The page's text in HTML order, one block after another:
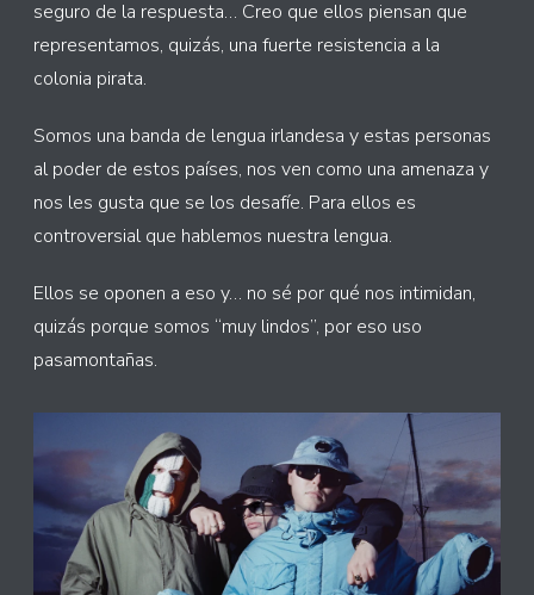
seguro de la respuesta… Creo que ellos piensan que
representamos, quizás, una fuerte resistencia a la
colonia pirata.
Somos una banda de lengua irlandesa y estas personas
al poder de estos países, nos ven como una amenaza y
nos les gusta que se los desafíe. Para ellos es
controversial que hablemos nuestra lengua.
Ellos se oponen a eso y… no sé por qué nos intimidan,
quizás porque somos “muy lindos”, por eso uso
pasamontañas.